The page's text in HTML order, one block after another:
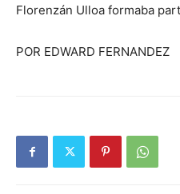
Florenzán Ulloa formaba
POR EDWARD FERNANDEZ